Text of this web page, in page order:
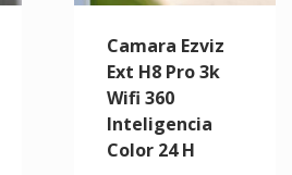
Camara Ezviz
Ext H8 Pro 3k
Wifi 360
Inteligencia
Color 24 H